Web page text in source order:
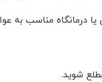
یا درمانگاه مناسب به
شوید.